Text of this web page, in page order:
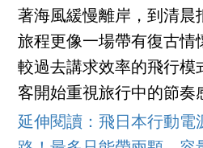
著海風緩慢離岸，到清晨
旅程更像一場帶有復古情
較過去講求效率的飛行模
客開始重視旅行中的節奏
延伸閱讀：飛日本行動電